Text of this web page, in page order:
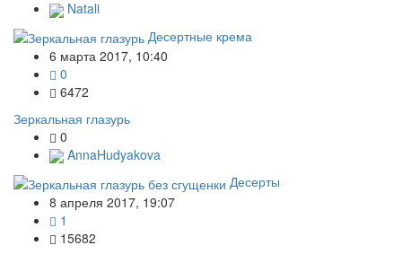
Natali
Десертные крема
6 марта 2017, 10:40
0
6472
Зеркальная глазурь
0
AnnaHudyakova
Десерты
8 апреля 2017, 19:07
1
15682